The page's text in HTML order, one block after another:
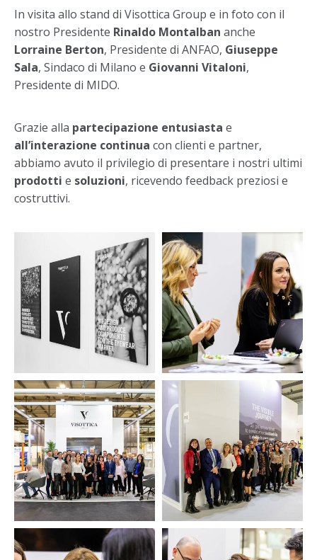
In visita allo stand di Visottica Group e in foto con il
nostro Presidente Rinaldo Montalban anche
Lorraine Berton, Presidente di ANFAO, Giuseppe
Sala, Sindaco di Milano e Giovanni Vitaloni,
Presidente di MIDO.
Grazie alla partecipazione entusiasta e
all’interazione continua con clienti e partner,
abbiamo avuto il privilegio di presentare i nostri ultimi
prodotti e soluzioni, ricevendo feedback preziosi e
costruttivi.